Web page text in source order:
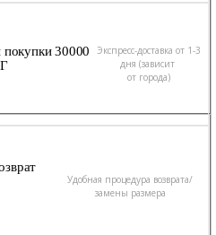
покупки 30000
Экспресс-доставка от 1-3
дня (зависит
от города)
Удобная процедура возврата/
замены размера